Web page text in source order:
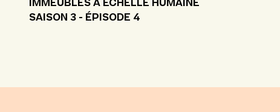
SAISON 3 - ÉPISODE 4